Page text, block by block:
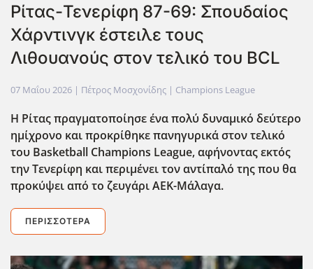
Ρίτας-Τενερίφη 87-69: Σπουδαίος
Χάρντινγκ έστειλε τους
Λιθουανούς στον τελικό του BCL
07 Μαΐου 2026 | Πέτρος Μοσχονίδης | Champions League
Η Ρίτας πραγματοποίησε ένα πολύ δυναμικό δεύτερο
ημίχρονο και προκρίθηκε πανηγυρικά στον τελικό
του Basketball Champions League, αφήνοντας εκτός
την Τενερίφη και περιμένει τον αντίπαλό της που θα
προκύψει από το ζευγάρι ΑΕΚ-Μάλαγα.
ΠΕΡΙΣΣΌΤΕΡΑ